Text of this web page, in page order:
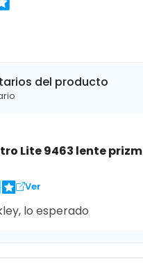
del producto
Lite 9463 lente prizm
Ver
lo esperado